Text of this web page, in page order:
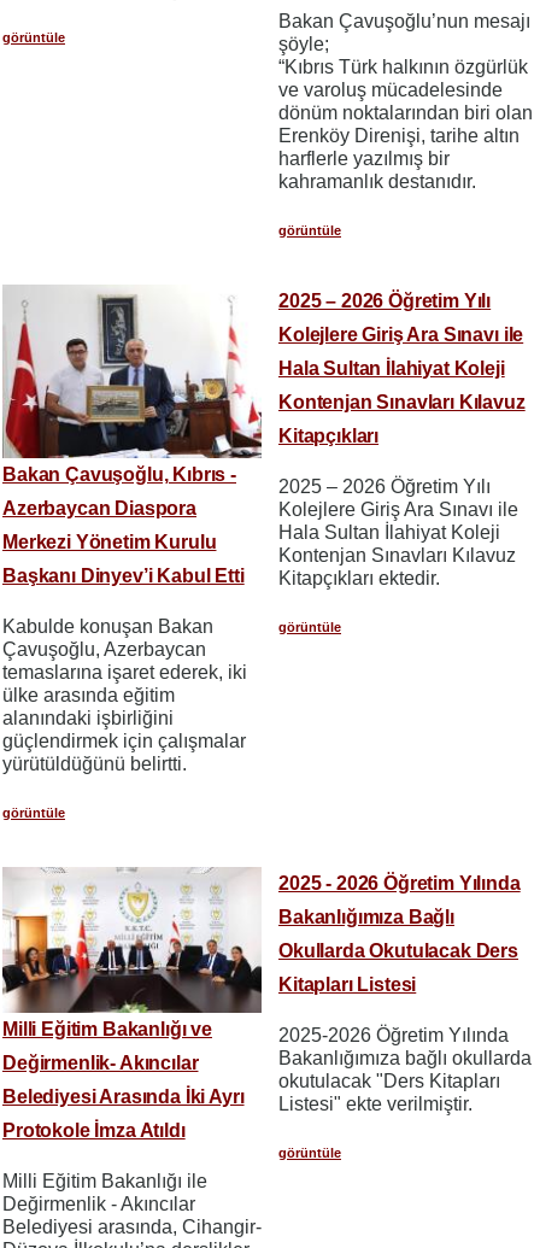
görüntüle
Bakan Çavuşoğlu’nun mesajı
şöyle;
“Kıbrıs Türk halkının özgürlük
ve varoluş mücadelesinde
dönüm noktalarından biri olan
Erenköy Direnişi, tarihe altın
harflerle yazılmış bir
kahramanlık destanıdır.
görüntüle
Bakan Çavuşoğlu, Kıbrıs -
Azerbaycan Diaspora
Merkezi Yönetim Kurulu
Başkanı Dinyev’i Kabul Etti
Kabulde konuşan Bakan
Çavuşoğlu, Azerbaycan
temaslarına işaret ederek, iki
ülke arasında eğitim
alanındaki işbirliğini
güçlendirmek için çalışmalar
yürütüldüğünü belirtti.
görüntüle
2025 – 2026 Öğretim Yılı
Kolejlere Giriş Ara Sınavı ile
Hala Sultan İlahiyat Koleji
Kontenjan Sınavları Kılavuz
Kitapçıkları
2025 – 2026 Öğretim Yılı
Kolejlere Giriş Ara Sınavı ile
Hala Sultan İlahiyat Koleji
Kontenjan Sınavları Kılavuz
Kitapçıkları ektedir.
görüntüle
Milli Eğitim Bakanlığı ve
Değirmenlik- Akıncılar
Belediyesi Arasında İki Ayrı
Protokole İmza Atıldı
Milli Eğitim Bakanlığı ile
Değirmenlik - Akıncılar
Belediyesi arasında, Cihangir-
2025 - 2026 Öğretim Yılında
Bakanlığımıza Bağlı
Okullarda Okutulacak Ders
Kitapları Listesi
2025-2026 Öğretim Yılında
Bakanlığımıza bağlı okullarda
okutulacak "Ders Kitapları
Listesi" ekte verilmiştir.
görüntüle